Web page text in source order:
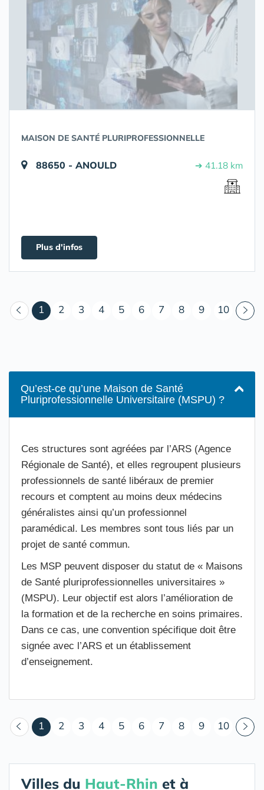
MAISON DE SANTÉ PLURIPROFESSIONNELLE
88650 - ANOULD ➔ 41.18 km
Plus d'infos
1 (courant)
2 3 4 5 6 7 8 9 10
Qu’est-ce qu’une Maison de Santé
Pluriprofessionnelle Universitaire (MSPU) ?
Ces structures sont agréées par l’ARS (Agence
Régionale de Santé), et elles regroupent plusieurs
professionnels de santé libéraux de premier
recours et comptent au moins deux médecins
généralistes ainsi qu’un professionnel
paramédical. Les membres sont tous liés par un
projet de santé commun.
Les MSP peuvent disposer du statut de « Maisons
de Santé pluriprofessionnelles universitaires »
(MSPU). Leur objectif est alors l’amélioration de
la formation et de la recherche en soins primaires.
Dans ce cas, une convention spécifique doit être
signée avec l’ARS et un établissement
d’enseignement.
1 (courant)
2 3 4 5 6 7 8 9 10
Villes du Haut-Rhin et à